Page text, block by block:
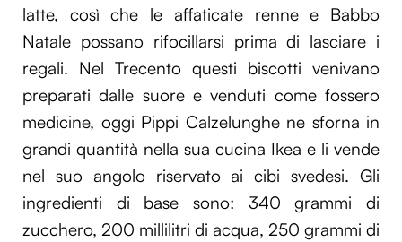
latte, così che le affaticate renne e Babbo
Natale possano rifocillarsi prima di lasciare i
regali. Nel Trecento questi biscotti venivano
preparati dalle suore e venduti come fossero
medicine, oggi Pippi Calzelunghe ne sforna in
grandi quantità nella sua cucina Ikea e li vende
nel suo angolo riservato ai cibi svedesi. Gli
ingredienti di base sono: 340 grammi di
zucchero, 200 millilitri di acqua, 250 grammi di